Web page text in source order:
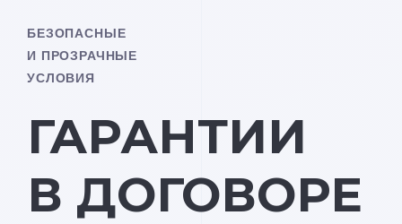
БЕЗОПАСНЫЕ
И ПРОЗРАЧНЫЕ
УСЛОВИЯ
ГАРАНТИИ
В ДОГОВОРЕ